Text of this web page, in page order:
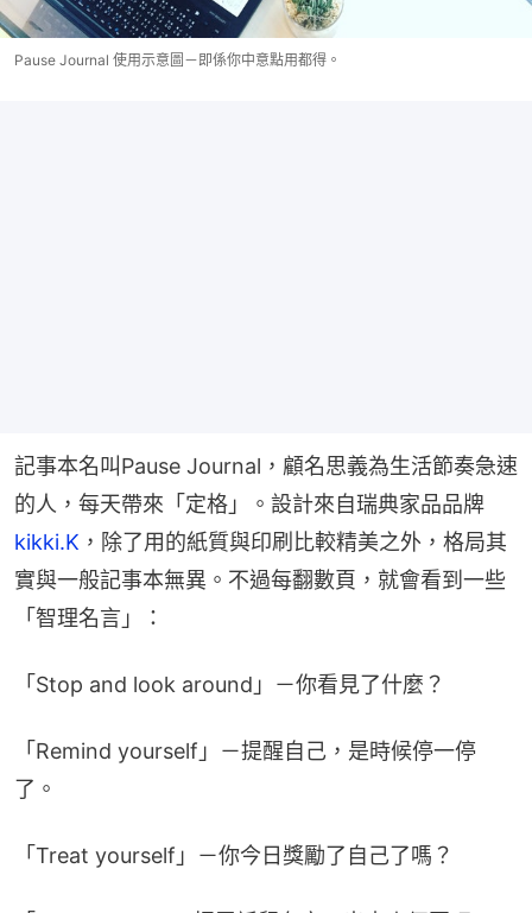
Pause Journal 使用示意圖－即係你中意點用都得。
記事本名叫Pause Journal，顧名思義為生活節奏急速
的人，每天帶來「定格」。設計來自瑞典家品品牌
kikki.K ，除了用的紙質與印刷比較精美之外，格局其
實與一般記事本無異。不過每翻數頁，就會看到一些
「智理名言」：
「Stop and look around」－你看見了什麼？
「Remind yourself」－提醒自己，是時候停一停
了。
「Treat yourself」－你今日獎勵了自己了嗎？